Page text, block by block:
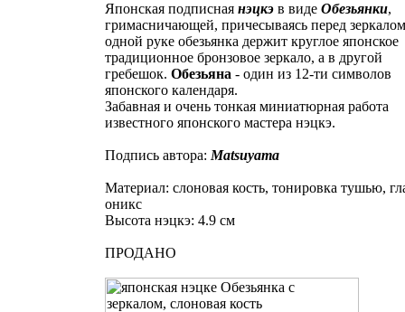
Японская подписная нэцкэв виде Обезьянки,
гримасничающей, причесываясь перед
одной руке обезьянка держит круглое японское
традиционное бронзовое зеркало, а в другой
гребешок. Обезьяна - один из 12-ти символов
японского календаря.
Забавная и очень тонкая миниатюрная работа
известного японского мастера нэцкэ.
Подпись автора: Matsuyama
Материал: слоновая кость, тонировка тушью,
оникс
Высота нэцкэ: 4.9 см
ПРОДАНО